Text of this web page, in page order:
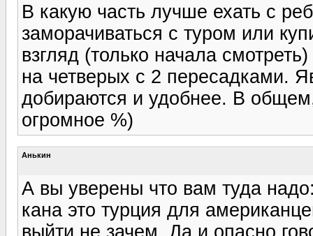
В какую часть лучше ехать с
заморачиваться с туром или
взгляд (только начала
на четверых с 2 пересадками.
добираются и удобнее. В
огромное %)
Анькин
А вы уверены что вам туда
кана это турция для
выйти не зачем. Да и опасно